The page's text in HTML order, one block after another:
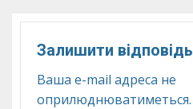
Залишити відповідь
Ваша e-mail адреса не
оприлюднюватиметься.